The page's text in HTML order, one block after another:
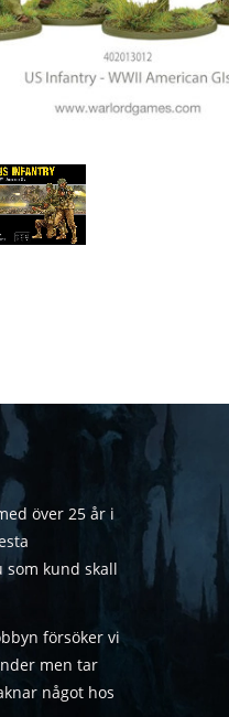
över 25 år i
kund skall
försöker vi
men tar
något hos